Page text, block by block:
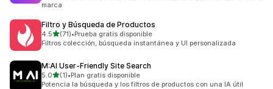
marca
Filtro y Búsqueda de Productos
4.5de 5 estrellas
(71)
71 reseñas en total
•Prueba gratis disponible
Filtros colección, búsqueda instantánea y UI personalizada
M:AI User‑Friendly Site Search
5.0de 5 estrellas
(1)
1 reseñas en total
•Plan gratis disponible
Potencia la búsqueda y los filtros de productos con una IA útil